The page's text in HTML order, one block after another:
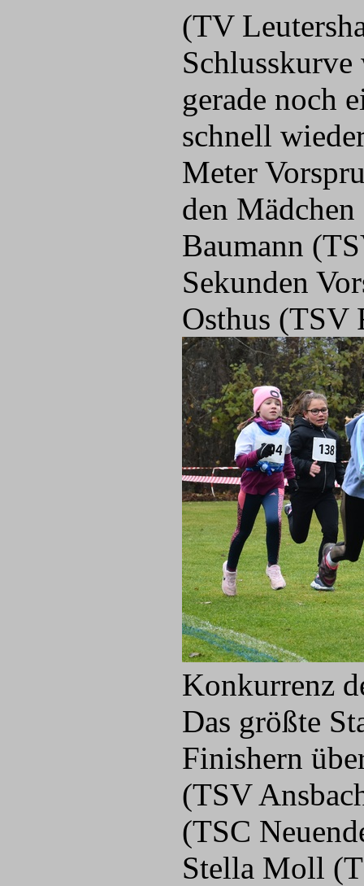
(TV
gerade noch
schnell
Meter Vor
den
Baumann
Sekunden
Osthus (TSV
Konkurrenz
Das größte
Finishern
(TSV
(TSC
Stella Moll